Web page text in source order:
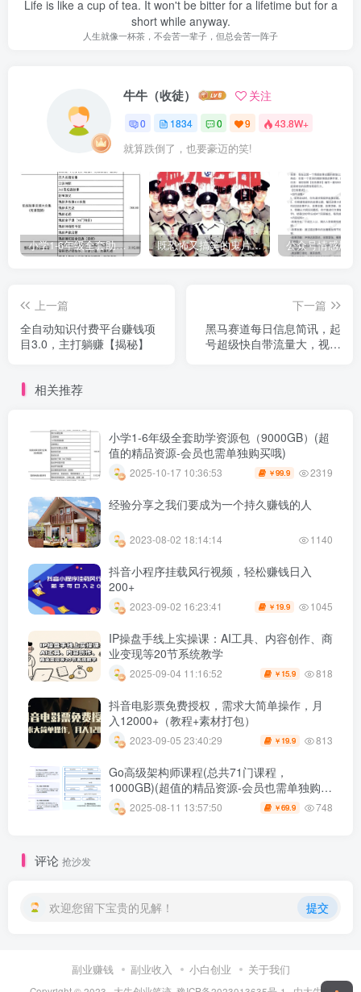
Life is like a cup of tea. It won't be bitter for a lifetime but for a
short while anyway.
人生就像一杯茶，不会苦一辈子，但总会苦一阵子
牛牛（收徒） 关注
0 1834 0 9 43.8W+
就算跌倒了，也要豪迈的笑!
小学1-6年级全套助学资源包（9000GB）(超值的精品资源-会员也需单独购买哦) 既恐怖又搞笑的鬼片（10部猛鬼恐怖片都是喜剧片）
上一篇
全自动知识付费平台赚钱项
目3.0，主打躺赚【揭秘】
下一篇
黑马赛道每日信息简讯，起
号超级快自带流量大，视频
相关推荐
小学1-6年级全套助学资源包（9000GB）(超
值的精品资源-会员也需单独购买哦)
2025-10-17 10:36:53 ￥99.9 2319
经验分享之我们要成为一个持久赚钱的人
2023-08-02 18:14:14 1140
抖音小程序挂载风行视频，轻松赚钱日入
200+
2023-09-02 16:23:41 ￥ 19.9 1045
IP操盘手线上实操课：AI工具、内容创作、商
业变现等20节系统教学
2025-09-04 11:16:52 ￥ 15.9 818
抖音电影票免费授权，需求大简单操作，月
入12000+（教程+素材打包）
2023-09-05 23:40:29 ￥ 19.9 813
Go高级架构师课程(总共71门课程，
1000GB)(超值的精品资源-会员也需单独购买
哦)
2025-08-11 13:57:50 ￥69.9 748
评论 抢沙发
欢迎您留下宝贵的见解！ 提交
副业赚钱 副业收入 小白创业 关于我们